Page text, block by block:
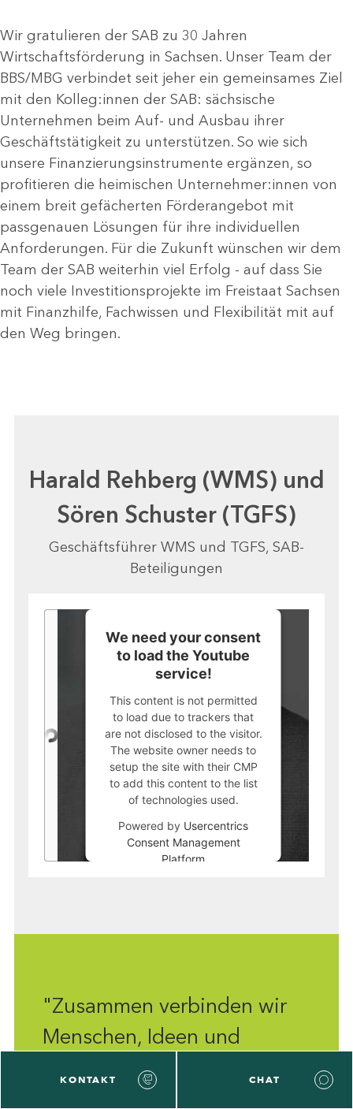
KONTAKT CHAT
Wir gratulieren der SAB zu 30 Jahren
Wirtschaftsförderung in Sachsen. Unser Team der
BBS/MBG verbindet seit jeher ein gemeinsames Ziel
mit den Kolleg:innen der SAB: sächsische
Unternehmen beim Auf- und Ausbau ihrer
Geschäftstätigkeit zu unterstützen. So wie sich
unsere Finanzierungsinstrumente ergänzen, so
profitieren die heimischen Unternehmer:innen von
einem breit gefächerten Förderangebot mit
passgenauen Lösungen für ihre individuellen
Anforderungen. Für die Zukunft wünschen wir dem
Team der SAB weiterhin viel Erfolg - auf dass Sie
noch viele Investitionsprojekte im Freistaat Sachsen
mit Finanzhilfe, Fachwissen und Flexibilität mit auf
den Weg bringen.
Harald Rehberg (WMS) und
Sören Schuster (TGFS)
Geschäftsführer WMS und TGFS, SAB-
Beteiligungen
We need your consent
to load the Youtube
service!
This content is not permitted
to load due to trackers that
are not disclosed to the visitor.
The website owner needs to
setup the site with their CMP
to add this content to the list
of technologies used.
Powered by Usercentrics
Consent Management
Platform
"Zusammen verbinden wir
Menschen, Ideen und